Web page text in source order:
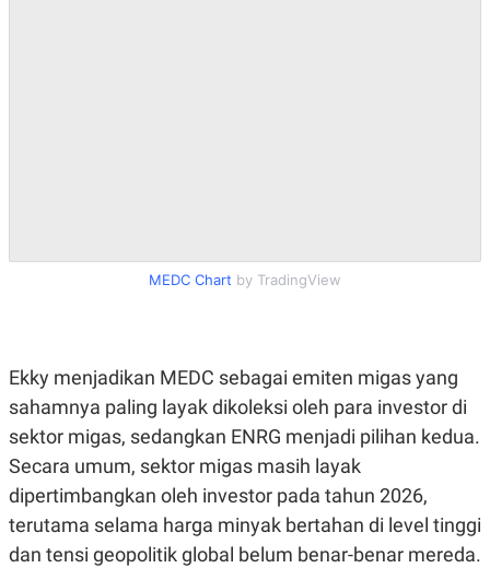
MEDC Chart by TradingView
Ekky menjadikan MEDC sebagai emiten migas yang
sahamnya paling layak dikoleksi oleh para investor di
sektor migas, sedangkan ENRG menjadi pilihan kedua.
Secara umum, sektor migas masih layak
dipertimbangkan oleh investor pada tahun 2026,
terutama selama harga minyak bertahan di level tinggi
dan tensi geopolitik global belum benar-benar mereda.